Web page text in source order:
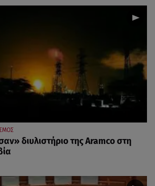
διυλιστήριο της Aramco στη